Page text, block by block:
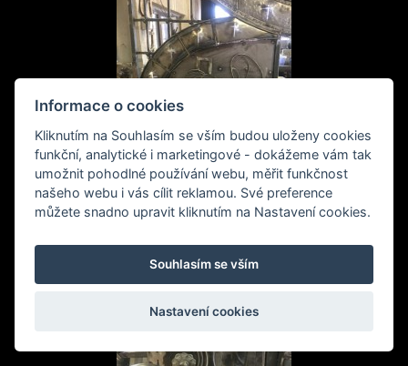
Informace o cookies
Kliknutím na Souhlasím se vším budou uloženy cookies
funkční, analytické i marketingové - dokážeme vám tak
umožnit pohodlné používání webu, měřit funkčnost
našeho webu i vás cílit reklamou. Své preference
můžete snadno upravit kliknutím na Nastavení cookies.
Souhlasím se vším
Nastavení cookies